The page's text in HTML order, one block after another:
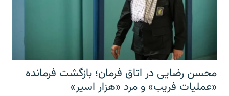
محسن رضایی در اتاق فرمان؛ بازگشت فرمانده
«عملیات فریب» و مرد «هزار اسیر»